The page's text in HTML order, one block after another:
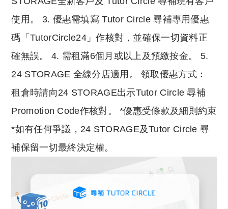
使用。 3. 優惠需填寫 Tutor Circle 尋補專用優惠
碼「TutorCircle24」作核對，並確保一切資料正
確無誤。 4. 需租滿6個月或以上及預繳按金。 5.
24 STORAGE 全線分店適用。 領取優惠方式：
租倉時請向24 STORAGE出示Tutor Circle 尋補
Promotion Code作核對。 *優惠受條款及細則約束
*如有任何爭議，24 STORAGE及Tutor Circle 尋
補保留一切最終決定權。